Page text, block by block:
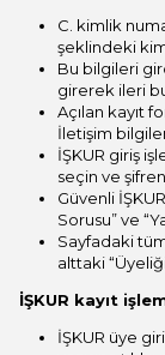
C. kimlik
şeklindeki
Bu bilgileri
girerek ileri
Açılan kayıt
İletişim
İŞKUR giriş
seçin ve
Güvenli
Sorusu” ve
Sayfadaki
alttaki
İŞKUR kayıt
İŞKUR üye